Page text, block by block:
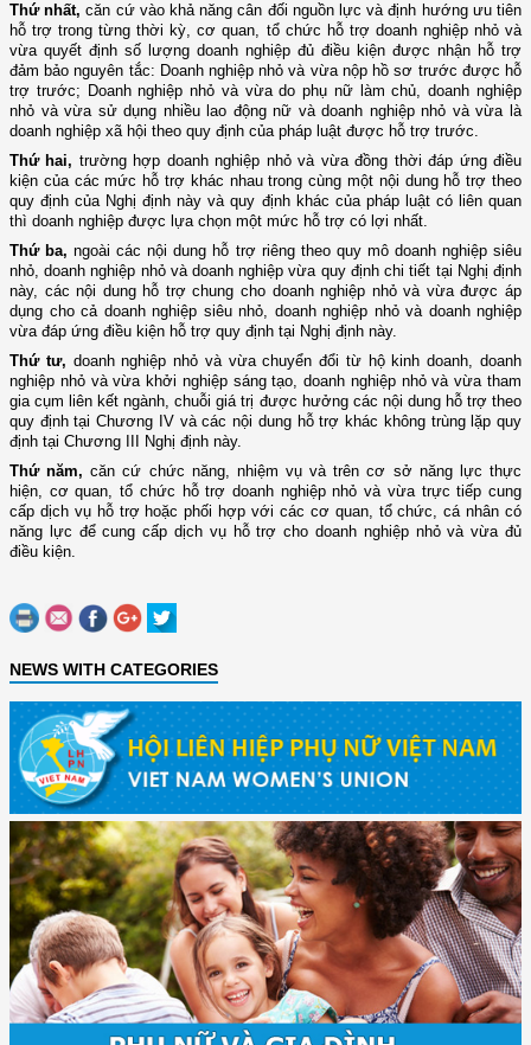
Thứ nhất, căn cứ vào khả năng cân đối nguồn lực và định hướng ưu tiên
hỗ trợ trong từng thời kỳ, cơ quan, tổ chức hỗ trợ doanh nghiệp nhỏ và
vừa quyết định số lượng doanh nghiệp đủ điều kiện được nhận hỗ trợ
đảm bảo nguyên tắc: Doanh nghiệp nhỏ và vừa nộp hồ sơ trước được hỗ
trợ trước; Doanh nghiệp nhỏ và vừa do phụ nữ làm chủ, doanh nghiệp
nhỏ và vừa sử dụng nhiều lao động nữ và doanh nghiệp nhỏ và vừa là
doanh nghiệp xã hội theo quy định của pháp luật được hỗ trợ trước.
Thứ hai, trường hợp doanh nghiệp nhỏ và vừa đồng thời đáp ứng điều
kiện của các mức hỗ trợ khác nhau trong cùng một nội dung hỗ trợ theo
quy định của Nghị định này và quy định khác của pháp luật có liên quan
thì doanh nghiệp được lựa chọn một mức hỗ trợ có lợi nhất.
Thứ ba,ngoài các nội dung hỗ trợ riêng theo quy mô doanh nghiệp siêu
nhỏ, doanh nghiệp nhỏ và doanh nghiệp vừa quy định chi tiết tại Nghị định
này, các nội dung hỗ trợ chung cho doanh nghiệp nhỏ và vừa được áp
dụng cho cả doanh nghiệp siêu nhỏ, doanh nghiệp nhỏ và doanh nghiệp
vừa đáp ứng điều kiện hỗ trợ quy định tại Nghị định này.
Thứ tư, doanh nghiệp nhỏ và vừa chuyển đổi từ hộ kinh doanh, doanh
nghiệp nhỏ và vừa khởi nghiệp sáng tạo, doanh nghiệp nhỏ và vừa tham
gia cụm liên kết ngành, chuỗi giá trị được hưởng các nội dung hỗ trợ theo
quy định tại Chương IV và các nội dung hỗ trợ khác không trùng lặp quy
định tại Chương III Nghị định này.
Thứ năm, căn cứ chức năng, nhiệm vụ và trên cơ sở năng lực thực
hiện, cơ quan, tổ chức hỗ trợ doanh nghiệp nhỏ và vừa trực tiếp cung
cấp dịch vụ hỗ trợ hoặc phối hợp với các cơ quan, tổ chức, cá nhân có
năng lực để cung cấp dịch vụ hỗ trợ cho doanh nghiệp nhỏ và vừa đủ
điều kiện.
NEWS WITH CATEGORIES